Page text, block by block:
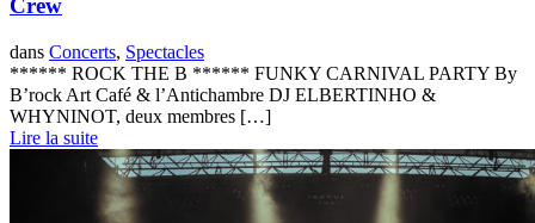
Crew
dans Concerts, Spectacles
****** ROCK THE B ****** FUNKY CARNIVAL PARTY By
B’rock Art Café & l’Antichambre DJ ELBERTINHO &
WHYNINOT, deux membres […]
Lire la suite